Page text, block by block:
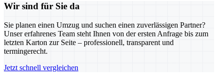
Wir sind für Sie da
Sie planen einen Umzug und suchen einen zuverlässigen Partner?
Unser erfahrenes Team steht Ihnen von der ersten Anfrage bis zum
letzten Karton zur Seite – professionell, transparent und
termingerecht.
Jetzt schnell vergleichen